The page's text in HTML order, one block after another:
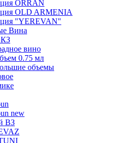
ORRAN
OLD ARMENIA
"YEREVAN"
Вина
вино
0.75 мл
объемы
new
ВЗ